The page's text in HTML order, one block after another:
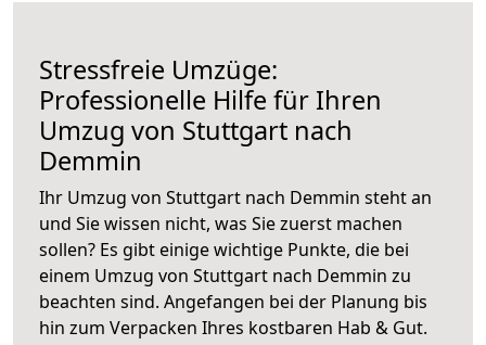
Stressfreie Umzüge:
Professionelle Hilfe für Ihren
Umzug von Stuttgart nach
Demmin
Ihr Umzug von Stuttgart nach Demmin steht an
und Sie wissen nicht, was Sie zuerst machen
sollen? Es gibt einige wichtige Punkte, die bei
einem Umzug von Stuttgart nach Demmin zu
beachten sind. Angefangen bei der Planung bis
hin zum Verpacken Ihres kostbaren Hab & Gut.